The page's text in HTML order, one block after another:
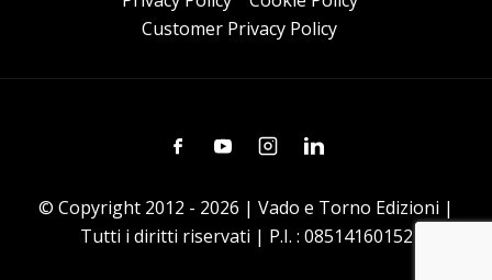
Customer Privacy Policy
FacebookYoutubeInstagramLinkedin
© Copyright 2012 - 2026 | Vado e Torno Edizioni |
Tutti i diritti riservati | P.I. : 08514160152